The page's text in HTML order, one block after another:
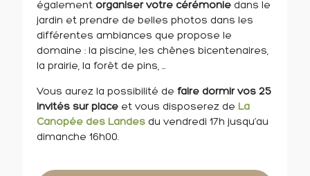
également organiser votre cérémonie dans le
jardin et prendre de belles photos dans les
différentes ambiances que propose le
domaine : la piscine, les chênes bicentenaires,
la prairie, la forêt de pins, …
Vous aurez la possibilité de faire dormir vos 25
invités sur place et vous disposerez de La
Canopée des Landes du vendredi 17h jusqu’au
dimanche 16h00.